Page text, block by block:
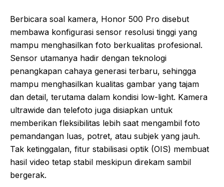
Berbicara soal kamera, Honor 500 Pro disebut
membawa konfigurasi sensor resolusi tinggi yang
mampu menghasilkan foto berkualitas profesional.
Sensor utamanya hadir dengan teknologi
penangkapan cahaya generasi terbaru, sehingga
mampu menghasilkan kualitas gambar yang tajam
dan detail, terutama dalam kondisi low-light. Kamera
ultrawide dan telefoto juga disiapkan untuk
memberikan fleksibilitas lebih saat mengambil foto
pemandangan luas, potret, atau subjek yang jauh.
Tak ketinggalan, fitur stabilisasi optik (OIS) membuat
hasil video tetap stabil meskipun direkam sambil
bergerak.